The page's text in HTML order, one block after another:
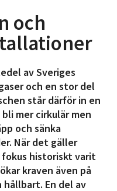
och
av Sveriges
och en stor del
står därför in en
mer cirkulär men
och sänka
När det gäller
historiskt varit
kraven även på
En del av